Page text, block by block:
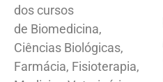
dos cursos
de Biomedicina,
Ciências Biológicas,
Farmácia, Fisioterapia,